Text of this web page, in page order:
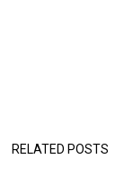
RELATED POSTS